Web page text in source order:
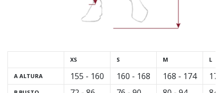
A ALTURA
XS
155 - 160
S
160 - 168
M
168 - 174
L